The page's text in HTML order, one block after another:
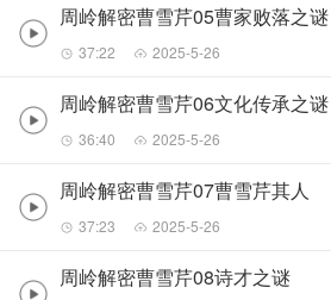
周岭解密曹雪芹05曹家败落之谜
37:22 2025-5-26
周岭解密曹雪芹06文化传承之谜
36:40 2025-5-26
周岭解密曹雪芹07曹雪芹其人
37:23 2025-5-26
周岭解密曹雪芹08诗才之谜